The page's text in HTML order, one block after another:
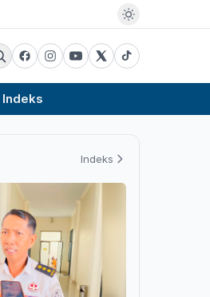
Indeks
Indeks